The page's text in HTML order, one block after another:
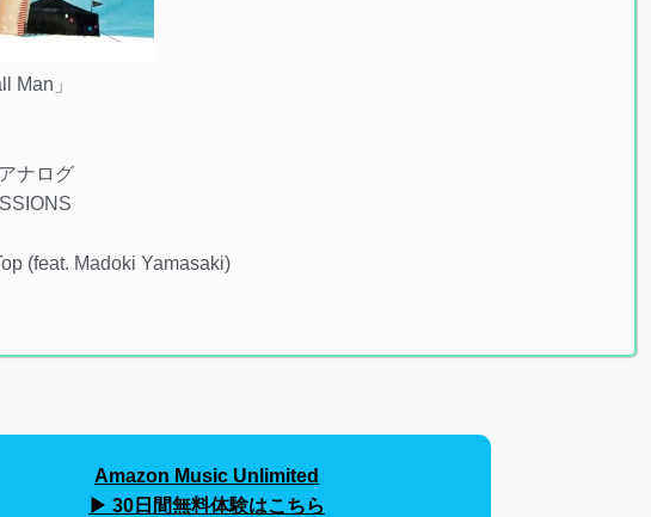
Man」
ナログ
(feat. Madoki Yamasaki)
Amazon Music Unlimited
▶︎ 30日間無料体験はこちら